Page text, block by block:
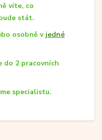
víte, co
stát.
osobně v jedné
do 2 pracovních
specialistu.